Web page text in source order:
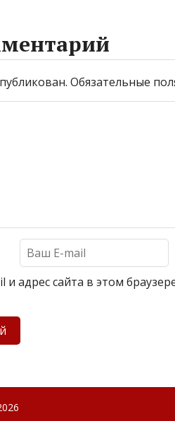
Обязательные
и адрес сайта в этом